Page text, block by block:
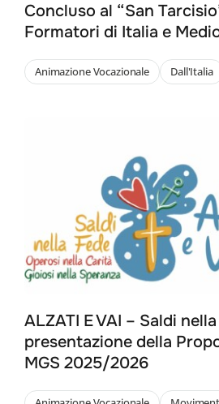
Concluso al “San
Formatori di Italia e
Animazione Vocazionale Dall'Italia
ALZATI E VAI – Saldi
presentazione della
MGS 2025/2026